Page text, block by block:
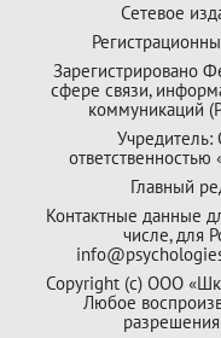
Сетевое
Зарегистрировано
сфере связи,
коммуникаций
Учредитель:
Главный
Контактные данные
числе, для
Copyright (с) ООО
Любое